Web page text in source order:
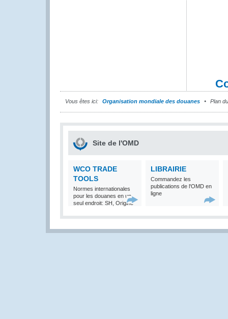
Vous êtes ici: Organisation mondiale des douanes Plan
Site de l'OMD
WCO TRADE
TOOLS
Normes internationales
pour les douanes en un
seul endroit: SH, Origine
LIBRAIRIE
Commandez les
publications de l'OMD en
ligne